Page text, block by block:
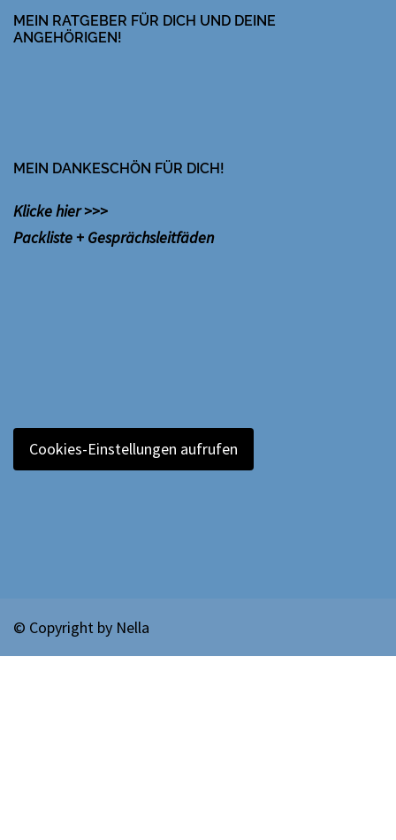
MEIN RATGEBER FÜR DICH UND DEINE
ANGEHÖRIGEN!
MEIN DANKESCHÖN FÜR DICH!
Klicke hier >>>
Packliste + Gesprächsleitfäden
Cookies-Einstellungen aufrufen
© Copyright by Nella